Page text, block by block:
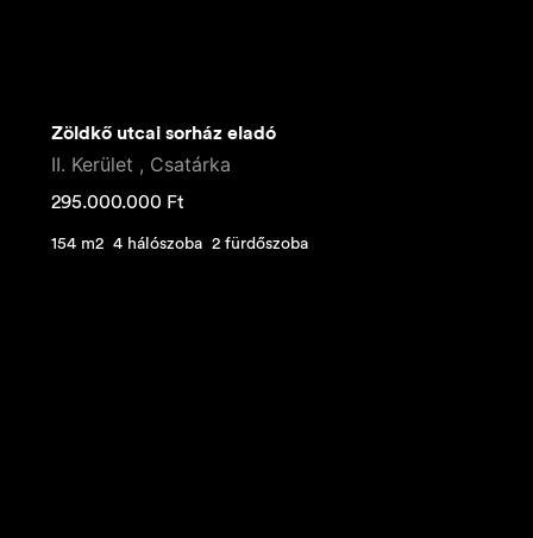
Zöldkő utcai sorház eladó
II. Kerület , Csatárka
295.000.000 Ft
154 m2 4 hálószoba 2 fürdőszoba